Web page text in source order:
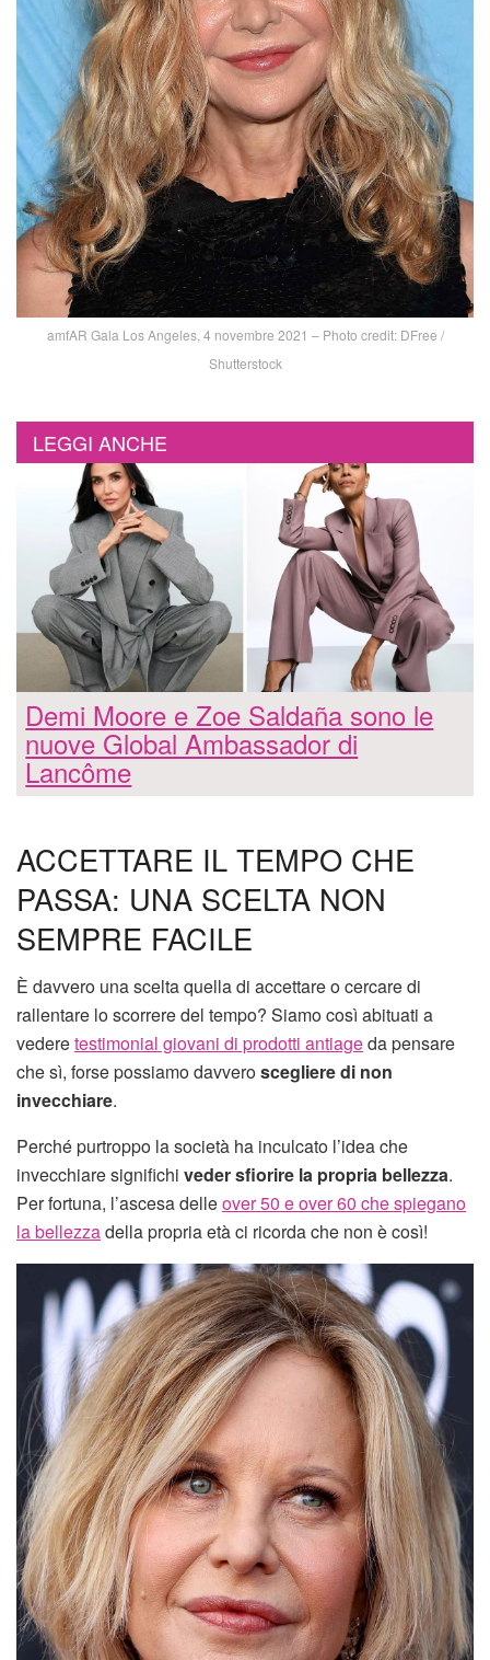
amfAR Gala Los Angeles, 4 novembre 2021 – Photo credit: DFree /
Shutterstock
LEGGI ANCHE
Demi Moore e Zoe Saldaña sono le
nuove Global Ambassador di
Lancôme
ACCETTARE IL TEMPO CHE
PASSA: UNA SCELTA NON
SEMPRE FACILE
È davvero una scelta quella di accettare o cercare di
rallentare lo scorrere del tempo? Siamo così abituati a
vederetestimonial giovani di prodotti antiageda pensare
che sì, forse possiamo davveroscegliere di non
invecchiare.
Perché purtroppo la società ha inculcato l’idea che
invecchiare significhi veder sfiorire la propria bellezza.
Per fortuna, l’ascesa delleover 50 e over 60 che spiegano
la bellezzadella propria età ci ricorda che non è così!